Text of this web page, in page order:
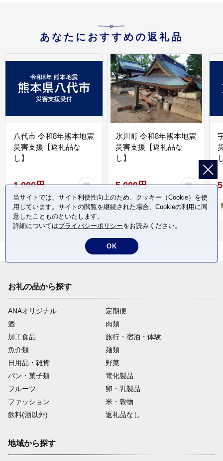
あなたにおすすめの返礼品
八代市 令和8年熊本地震
災害支援【返礼品な
し】
1,000円
熊本県 八代市
氷川町 令和8年熊本地震
災害支援【返礼品な
し】
5,000円
熊本県 氷川町
お礼の品から探す
ANAオリジナル
定期便
酒
肉類
加工食品
旅行・宿泊・体験
魚介類
麺類
日用品・雑貨
野菜
パン・菓子類
電化製品
フルーツ
卵・乳製品
ファッション
米・穀物
飲料(酒以外)
返礼品なし
地域から探す
当サイトでは、サイト利便性向上のため、クッキー（Cookie）を使
用しています。サイトの閲覧を継続された場合、Cookieの利用に同
意したことものといたします。
詳細についてはプライバシーポリシーをお読みください。
OK